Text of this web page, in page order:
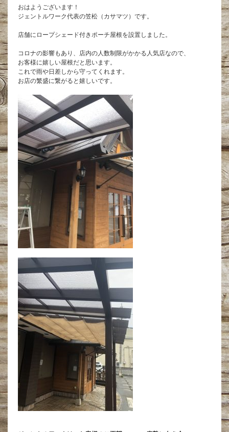
おはようございます！
ジェントルワーク代表の笠松（カサマツ）です。
店舗にロープシェード付きポーチ屋根を設置しました。
コロナの影響もあり、店内の人数制限がかかる人気店なので、
お客様に嬉しい屋根だと思います。
これで雨や日差しから守ってくれます。
お店の繁盛に繋がると嬉しいです。